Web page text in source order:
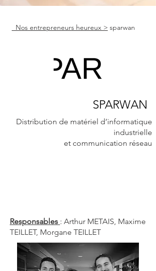
SPARWAN
Distribution de matériel d’informatique
industrielle
et communication réseau
Nos entrepreneurs heureux > sparwan
Responsables : Arthur METAIS, Maxime
TEILLET, Morgane TEILLET